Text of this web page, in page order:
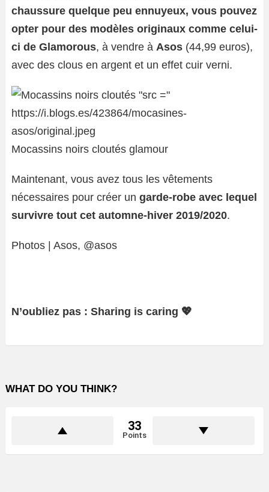
chaussure quelque peu ennuyeux, vous pouvez
opter pour des modèles originaux comme celui-
ci de Glamorous, à vendre à Asos (44,99 euros),
avec des clous en argent et un effet cuir verni.
Mocassins noirs cloutés glamour
Maintenant, vous avez tous les vêtements
nécessaires pour créer un garde-robe avec lequel
survivre tout cet automne-hiver 2019/2020.
Photos | Asos, @asos
N’oubliez pas : Sharing is caring 💖
WHAT DO YOU THINK?
33
Points